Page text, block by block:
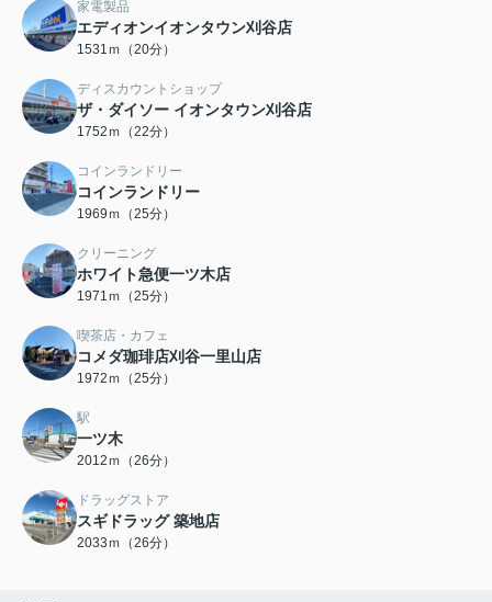
家電製品
エディオンイオンタウン刈谷店
1531ｍ（20分）
ディスカウントショップ
ザ・ダイソー イオンタウン刈谷店
1752ｍ（22分）
コインランドリー
コインランドリー
1969ｍ（25分）
クリーニング
ホワイト急便一ツ木店
1971ｍ（25分）
喫茶店・カフェ
コメダ珈琲店刈谷一里山店
1972ｍ（25分）
駅
一ツ木
2012ｍ（26分）
ドラッグストア
スギドラッグ 築地店
2033ｍ（26分）